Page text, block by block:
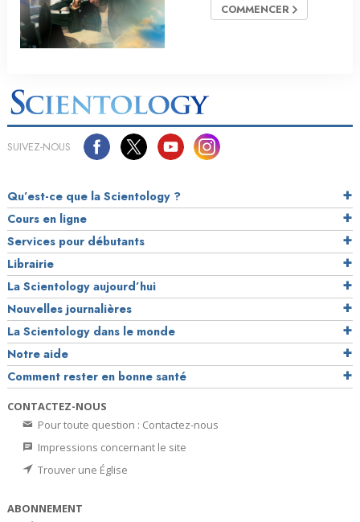
COMMENCER
SUIVEZ-NOUS
Qu’est-ce que la Scientology ?
Cours en ligne
Services pour débutants
Librairie
La Scientology aujourd’hui
Nouvelles journalières
La Scientology dans le monde
Notre aide
Comment rester en bonne santé
CONTACTEZ-NOUS
Pour toute question : Contactez-nous
Impressions concernant le site
Trouver une Église
ABONNEMENT